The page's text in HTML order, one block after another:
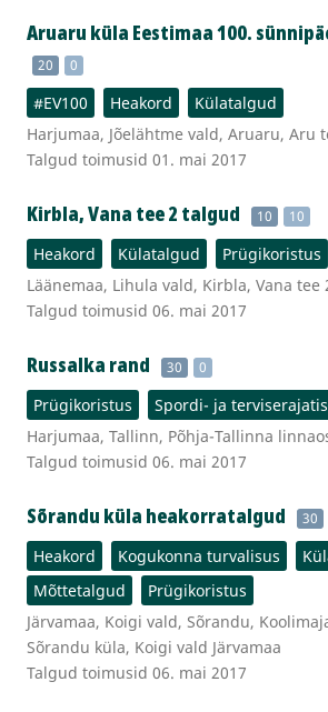
Aruaru küla Eestimaa 100.
20 0
#EV100 Heakord
Külatalgud
Harjumaa, Jõelähtme vald, Aruaru, Aru
Talgud toimusid 01. mai 2017
Kirbla, Vana tee 2 talgud 10 10
Heakord Külatalgud
Prügikoristus
Läänemaa, Lihula vald, Kirbla, Vana tee
Talgud toimusid 06. mai 2017
Russalka rand 30 0
Prügikoristus
Spordi- ja
Harjumaa, Tallinn, Põhja-Tallinna
Talgud toimusid 06. mai 2017
Sõrandu küla heakorratalgud 30
Heakord Kogukonna turvalisus
Mõttetalgud
Prügikoristus
Järvamaa, Koigi vald, Sõrandu,
Sõrandu küla, Koigi vald Järvamaa
Talgud toimusid 06. mai 2017